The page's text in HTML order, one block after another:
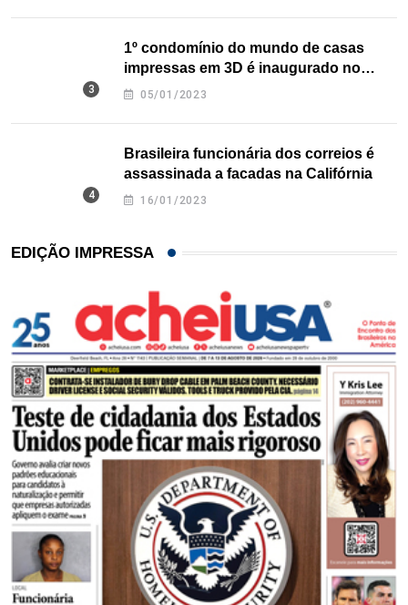
1º condomínio do mundo de casas
impressas em 3D é inaugurado no
Texas
05/01/2023
Brasileira funcionária dos correios é
assassinada a facadas na Califórnia
16/01/2023
EDIÇÃO IMPRESSA